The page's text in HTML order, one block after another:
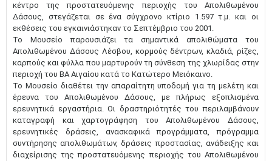
κέντρο της προστατευόμενης περιοχής του Απολιθωμένου
Δάσους, στεγάζεται σε ένα σύγχρονο κτίριο 1.597 τ.μ. και οι
εκθέσεις του εγκαινιάστηκαν το Σεπτέμβριο του 2001.
Το Μουσείο παρουσιάζει τα σημαντικά απολιθώματα του
Απολιθωμένου Δάσους Λέσβου, κορμούς δέντρων, κλαδιά, ρίζες,
καρπούς και φύλλα που μαρτυρούν τη σύνθεση της χλωρίδας στην
περιοχή του ΒΑ Αιγαίου κατά το Κατώτερο Μειόκαινο.
Το Μουσείο διαθέτει την απαραίτητη υποδομή για τη μελέτη και
έρευνα του Απολιθωμένου Δάσους, με πλήρως εξοπλισμένα
ερευνητικά εργαστήρια. Οι δραστηριότητές του περιλαμβάνουν
καταγραφή και χαρτογράφηση του Απολιθωμένου Δάσους,
ερευνητικές δράσεις, ανασκαφικά προγράμματα, πρόγραμμα
συντήρησης απολιθωμάτων, δράσεις προστασίας, ανάδειξης και
διαχείρισης της προστατευόμενης περιοχής του Απολιθωμένου